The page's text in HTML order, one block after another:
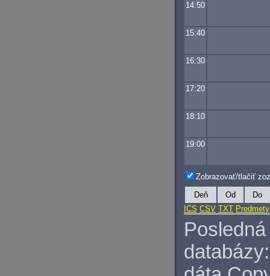
14:50
15:40
16:30
17:20
18:10
19:00
Zobrazovať/tlačiť
Deň Od
Do
ICS CSV TXT Predmety
databázy: